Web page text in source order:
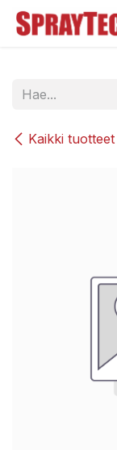
Siirry sisältöön
Kaikki tuotteet